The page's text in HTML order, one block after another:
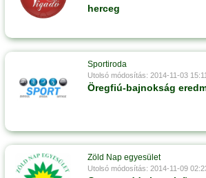
herceg
Sportiroda
Utolsó módosítás: 2014-11-03
Öregfiú-bajnokság
Zöld Nap egyesület
Utolsó módosítás: 2014-11-09